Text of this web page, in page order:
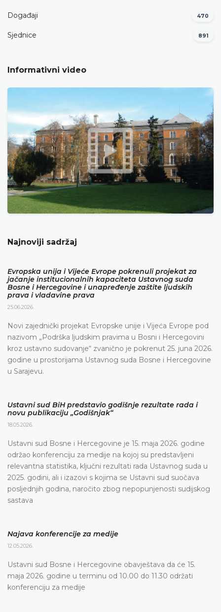
Događaji 470
Sjednice 891
Informativni video
Najnoviji sadržaj
Evropska unija i Vijeće Evrope pokrenuli projekat za
jačanje institucionalnih kapaciteta Ustavnog suda
Bosne i Hercegovine i unapređenje zaštite ljudskih
prava i vladavine prava
25.06.2026.
Novi zajednički projekat Evropske unije i Vijeća Evrope pod
nazivom „Podrška ljudskim pravima u Bosni i Hercegovini
kroz ustavno sudovanje“ zvanično je pokrenut 25. juna 2026.
godine u prostorijama Ustavnog suda Bosne i Hercegovine
u Sarajevu.
Ustavni sud BiH predstavio godišnje rezultate rada i
novu publikaciju „Godišnjak“
18.05.2026.
Ustavni sud Bosne i Hercegovine je 15. maja 2026. godine
održao konferenciju za medije na kojoj su predstavljeni
relevantna statistika, ključni rezultati rada Ustavnog suda u
2025. godini, ali i izazovi s kojima se Ustavni sud suočava
posljednjih godina, naročito zbog nepopunjenosti sudijskog
sastava
Najava konferencije za medije
12.05.2026.
Ustavni sud Bosne i Hercegovine obavještava da će 15.
maja 2026. godine u terminu od 10.00 do 11.30 održati
konferenciju za medije